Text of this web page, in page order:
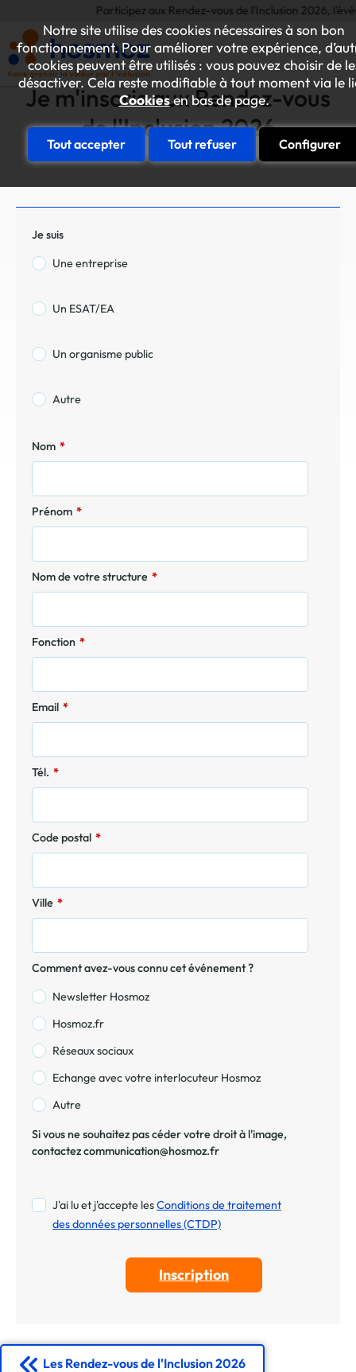
Notre site utilise des cookies nécessaires à son bon
fonctionnement. Pour améliorer votre expérience,
cookies peuvent être utilisés : vous pouvez choisir de
désactiver. Cela reste modifiable à tout moment via le
Cookiesen bas de page.
Tout accepter Tout refuser Configurer
Participez aux Rendez-vous de l'Inclusion 2026,
Je m'inscris aux Rendez-vous
de l'Inclusion 2026
Je suis
Une entreprise
Un ESAT/EA
Un organisme public
Autre
Nom *
Prénom *
Nom de votre structure *
Fonction *
Email *
Tél. *
Code postal *
Ville *
Comment avez-vous connu cet événement ?
Newsletter Hosmoz
Hosmoz.fr
Réseaux sociaux
Echange avec votre interlocuteur Hosmoz
Autre
Si vous ne souhaitez pas céder votre droit à l'image,
contactez communication@hosmoz.fr
J'ai lu et j'accepte lesConditions de traitement
des données personnelles (CTDP)
Les Rendez-vous de l'Inclusion 2026